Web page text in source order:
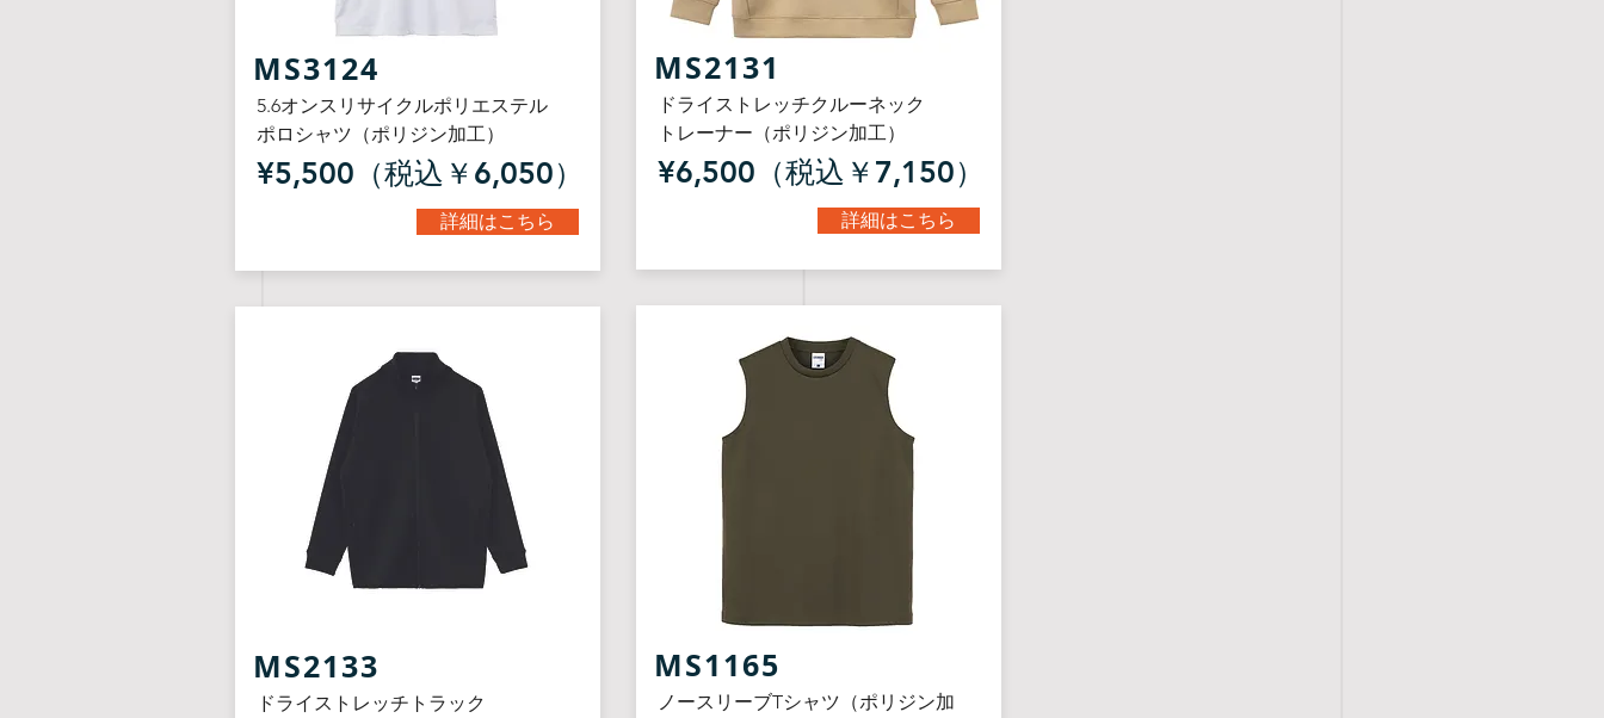
​MS3124
5.6オンスリサイクルポリエステル
ポロシャツ（ポリジン加工）
¥5,500（税込￥6,050）
詳細はこちら
​MS2133
ドライストレッチトラック
​MS2131
ドライストレッチクルーネック
トレーナー（ポリジン加工）
¥6,500（税込￥7,150）
詳細はこちら
​MS1165
ノースリーブTシャツ（ポリジン加